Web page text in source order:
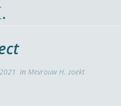
In Mevrouw H. zoekt